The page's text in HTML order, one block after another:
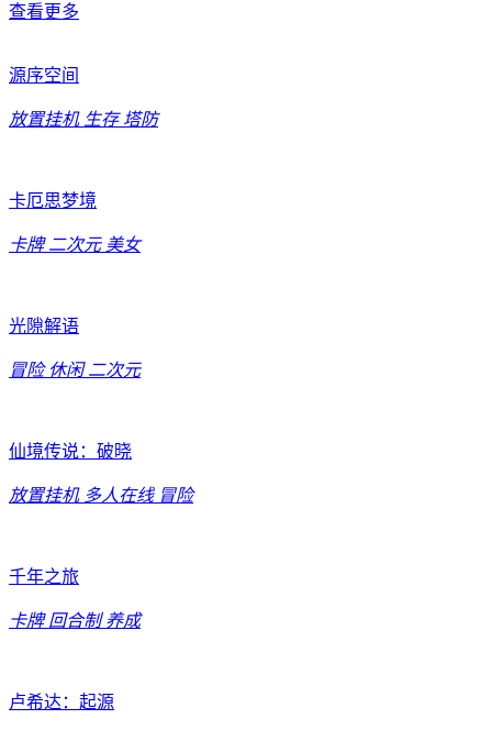
查看更多
源序空间
放置挂机 生存 塔防
卡厄思梦境
卡牌 二次元 美女
光隙解语
冒险 休闲 二次元
仙境传说：破晓
放置挂机 多人在线 冒险
千年之旅
卡牌 回合制 养成
卢希达：起源